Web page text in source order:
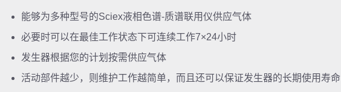
能够为多种型号的Sciex液相色谱-质谱联用仪供应气体
必要时可以在最佳工作状态下可连续工作7×24小时
发生器根据您的计划按需供应气体
活动部件越少，则维护工作越简单，而且还可以保证发生器的长期使用寿命